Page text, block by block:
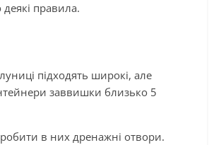
деякі правила.
підходять широкі, але
заввишки близько 5
в них дренажні отвори.